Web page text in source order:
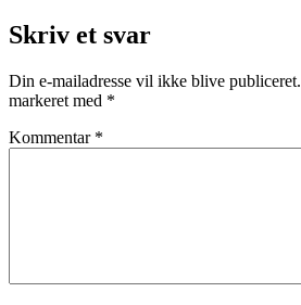
Skriv et svar
Din e-mailadresse vil ikke blive publiceret.
markeret med *
Kommentar *